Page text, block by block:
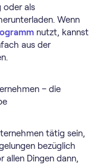
oder als
Wenn
nutzt, kannst
aus der
– die
tätig sein,
bezüglich
allen Dingen dann,